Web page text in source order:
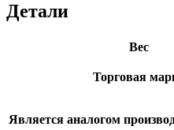
Детали
Вес
Торговая
Является аналогом